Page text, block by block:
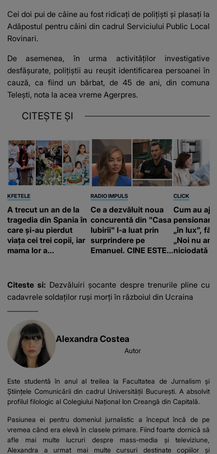
Cei doi pui de câine au fost ridicaţi de poliţişti şi plasaţi la
Adăpostul pentru câini din cadrul Serviciului Public Local
Rovinari.
De asemenea, în urma activităţilor investigative
desfăşurate, poliţiştii au reuşit identificarea persoanei în
cauză, ca fiind un bărbat, de 45 de ani, din comuna
Teleşti, nota la acea vreme Agerpres.
CITEȘTE ȘI
KFETELE
A trecut un an de la
tragedia din Spania în
care și-au pierdut
viața cei trei copii, iar
mama lor a…
RADIO IMPULS
Ce a dezvăluit noua
concurentă din "Casa
Iubirii" l-a luat prin
surprindere pe
Emanuel. CINE ESTE
se în fața faptului
împlinit, A
RECUNOSCUT
CLICK
Cum au
pensionari
„în lux”,
„Noi nu
niciodată
Citeste si: Dezvăluiri șocante despre trenurile pline cu
cadavrele soldaților ruși morți în războiul din Ucraina
Alexandra Costea
Autor
Este studentă în anul al treilea la Facultatea de Jurnalism și
Științele Comunicării din cadrul Universității București. A absolvit
profilul filologic al Colegiului Național Ion Creangă din Capitală.
Pasiunea ei pentru domeniul jurnalistic a început încă de pe
vremea când era elevă în clasele primare. Fiind foarte dornică să
afle mai multe lucruri despre mass-media și televiziune,
Alexandra a urmat mai multe cursuri destinate copiilor și